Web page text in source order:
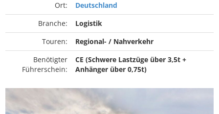
Ort:
Deutschland
Branche:
Logistik
Touren:
Regional- / Nahverkehr
Benötigter
Führerschein:
CE (Schwere Lastzüge über 3,5t +
Anhänger über 0,75t)